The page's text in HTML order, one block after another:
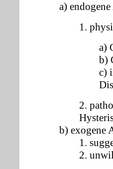
a)
1.
a)
b)
c)
2.
b) exogene
1.
2.